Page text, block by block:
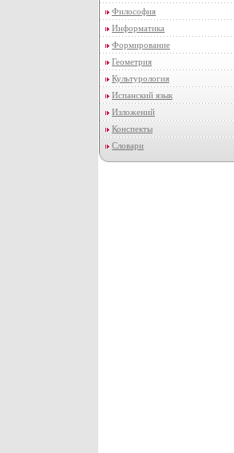
Философия
Информатика
Формирование
Геометрия
Культурология
Испанский язык
Изложений
Конспекты
Словари